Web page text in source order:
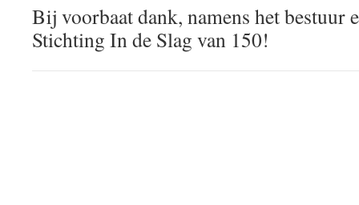
Bij voorbaat dank, namens het bestuur
Stichting In de Slag van 150!